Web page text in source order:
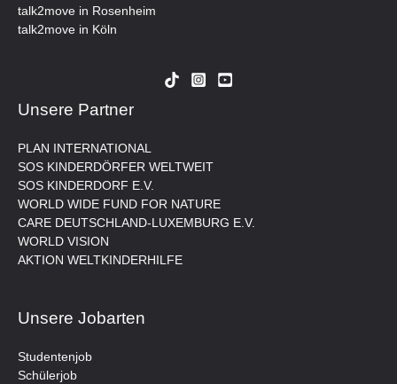
talk2move in Rosenheim
talk2move in Köln
Unsere Partner
PLAN INTERNATIONAL
SOS KINDERDÖRFER WELTWEIT
SOS KINDERDORF E.V.
WORLD WIDE FUND FOR NATURE
CARE DEUTSCHLAND-LUXEMBURG E.V.
WORLD VISION
AKTION WELTKINDERHILFE
Unsere Jobarten
Studentenjob
Schülerjob